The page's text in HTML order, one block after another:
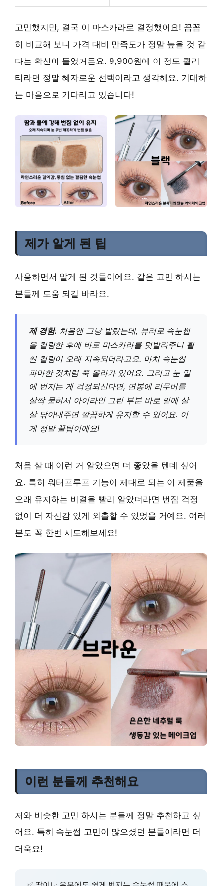
고민했지만, 결국 이 마스카라로 결정했어요! 꼼꼼
히 비교해 보니 가격 대비 만족도가 정말 높을 것 같
다는 확신이 들었거든요. 9,900원에 이 정도 퀄리
티라면 정말 혜자로운 선택이라고 생각해요. 기대하
는 마음으로 기다리고 있습니다!
제가 알게 된 팁
사용하면서 알게 된 것들이에요. 같은 고민 하시는
분들께 도움 되길 바라요.
제 경험: 처음엔 그냥 발랐는데, 뷰러로 속눈썹
을 컬링한 후에 바로 마스카라를 덧발라주니 훨
씬 컬링이 오래 지속되더라고요. 마치 속눈썹
파마한 것처럼 쭉 올라가 있어요. 그리고 눈 밑
에 번지는 게 걱정되신다면, 면봉에 리무버를
살짝 묻혀서 아이라인 그린 부분 바로 밑에 살
살 닦아내주면 깔끔하게 유지할 수 있어요. 이
게 정말 꿀팁이에요!
처음 살 때 이런 거 알았으면 더 좋았을 텐데 싶어
요. 특히 워터프루프 기능이 제대로 되는 이 제품을
오래 유지하는 비결을 빨리 알았더라면 번짐 걱정
없이 더 자신감 있게 외출할 수 있었을 거예요. 여러
분도 꼭 한번 시도해보세요!
이런 분들께 추천해요
저와 비슷한 고민 하시는 분들께 정말 추천하고 싶
어요. 특히 속눈썹 고민이 많으셨던 분들이라면 더
더욱요!